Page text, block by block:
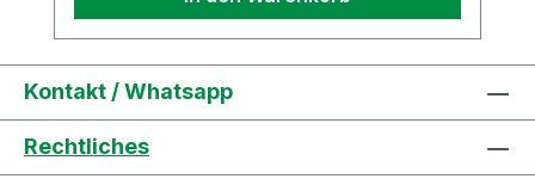
Kontakt / Whatsapp
Rechtliches